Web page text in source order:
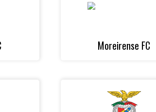
Moreirense FC